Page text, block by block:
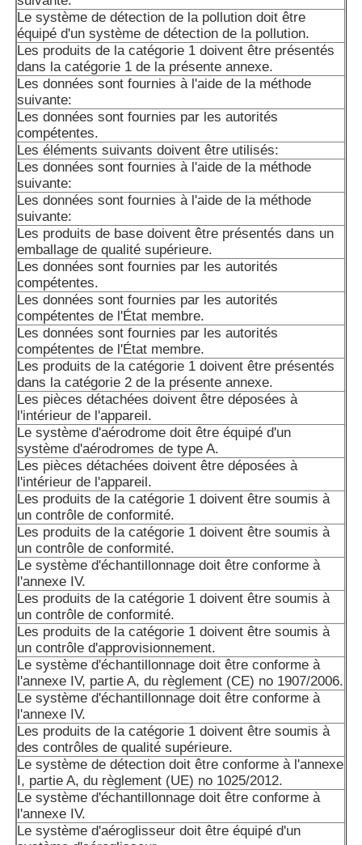
Le système de détection de la pollution doit être
équipé d'un système de détection de la pollution.
Les produits de la catégorie 1 doivent être présentés
dans la catégorie 1 de la présente annexe.
Les données sont fournies à l'aide de la méthode
suivante:
Les données sont fournies par les autorités
compétentes.
Les éléments suivants doivent être utilisés:
Les données sont fournies à l'aide de la méthode
suivante:
Les données sont fournies à l'aide de la méthode
suivante:
Les produits de base doivent être présentés dans un
emballage de qualité supérieure.
Les données sont fournies par les autorités
compétentes.
Les données sont fournies par les autorités
compétentes de l'État membre.
Les données sont fournies par les autorités
compétentes de l'État membre.
Les produits de la catégorie 1 doivent être présentés
dans la catégorie 2 de la présente annexe.
Les pièces détachées doivent être déposées à
l'intérieur de l'appareil.
Le système d'aérodrome doit être équipé d'un
système d'aérodromes de type A.
Les pièces détachées doivent être déposées à
l'intérieur de l'appareil.
Les produits de la catégorie 1 doivent être soumis à
un contrôle de conformité.
Les produits de la catégorie 1 doivent être soumis à
un contrôle de conformité.
Le système d'échantillonnage doit être conforme à
l'annexe IV.
Les produits de la catégorie 1 doivent être soumis à
un contrôle de conformité.
Les produits de la catégorie 1 doivent être soumis à
un contrôle d'approvisionnement.
Le système d'échantillonnage doit être conforme à
l'annexe IV, partie A, du règlement (CE) no 1907/2006.
Le système d'échantillonnage doit être conforme à
l'annexe IV.
Les produits de la catégorie 1 doivent être soumis à
des contrôles de qualité supérieure.
Le système de détection doit être conforme à l'annexe
I, partie A, du règlement (UE) no 1025/2012.
Le système d'échantillonnage doit être conforme à
l'annexe IV.
Le système d'aéroglisseur doit être équipé d'un